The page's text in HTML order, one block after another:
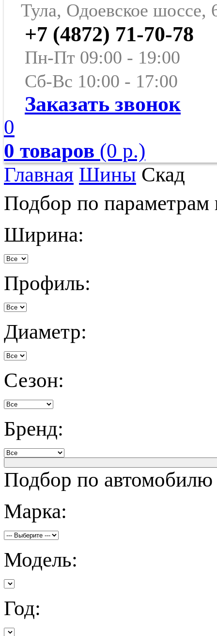
Тула, Одоевское шоссе,
+7 (4872) 71-70-78
Пн-Пт 09:00 - 19:00
Сб-Вс 10:00 - 17:00
Заказать звонок
0
0 товаров (0 р.)
Главная Шины Скад
Подбор по
Ширина:
Профиль:
Диаметр:
Сезон:
Бренд:
Подбор по автомобилю
Марка:
Модель:
Год: